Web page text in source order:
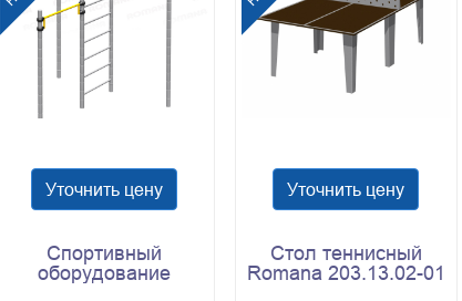
Уточнить цену
Спортивный
оборудование
Уточнить цену
Стол теннисный
Romana 203.13.02-01